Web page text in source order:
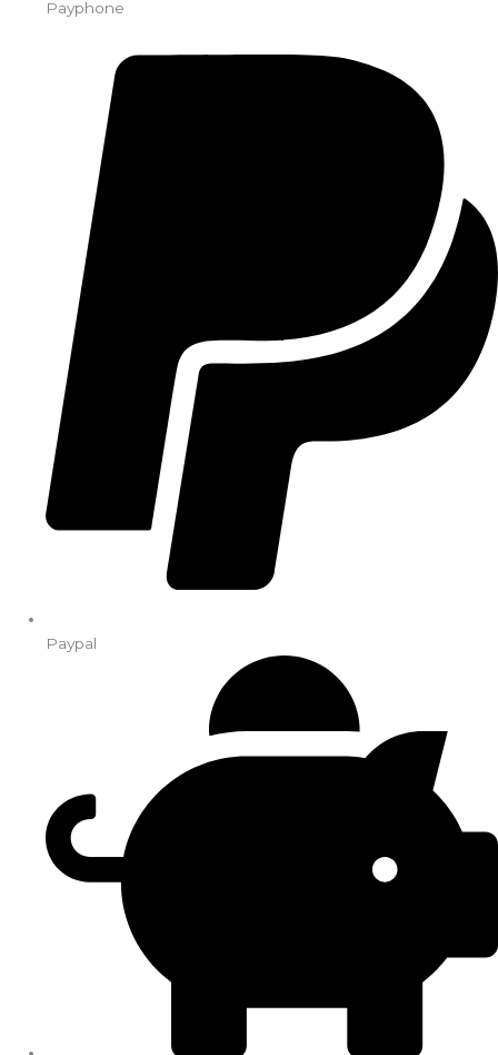
Payphone
Paypal